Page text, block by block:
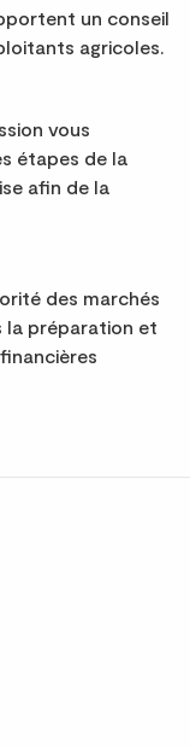
un conseil
agricoles.
vous
étapes de la
afin de la
des marchés
la préparation et